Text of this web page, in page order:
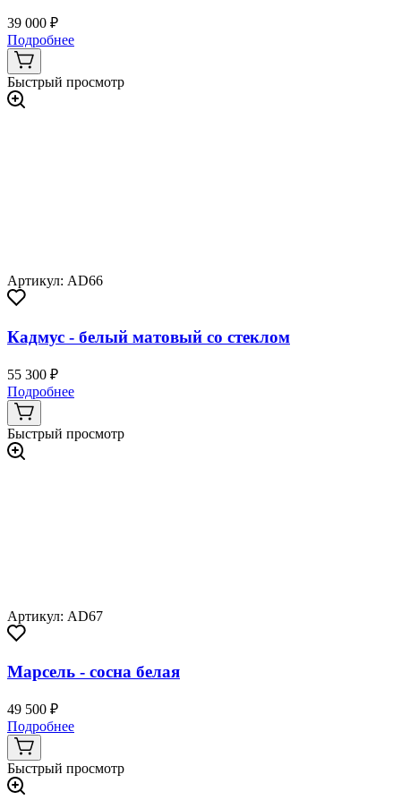
39 000 ₽
Подробнее
Быстрый просмотр
Артикул: AD66
Кадмус - белый матовый со стеклом
55 300 ₽
Подробнее
Быстрый просмотр
Артикул: AD67
Марсель - сосна белая
49 500 ₽
Подробнее
Быстрый просмотр